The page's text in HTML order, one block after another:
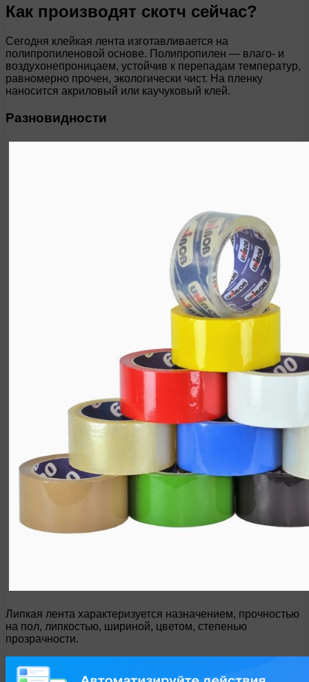
Как производят скотч сейчас?
Сегодня клейкая лента изготавливается на
полипропиленовой основе. Полипропилен — влаго- и
воздухонепроницаем, устойчив к перепадам температур,
равномерно прочен, экологически чист. На пленку
наносится акриловый или каучуковый клей.
Разновидности
Липкая лента характеризуется назначением, прочностью
на пол, липкостью, шириной, цветом, степенью
прозрачности.